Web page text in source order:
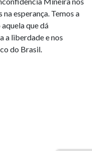
esperança. Temos a
que dá
a liberdade e nos
do Brasil.